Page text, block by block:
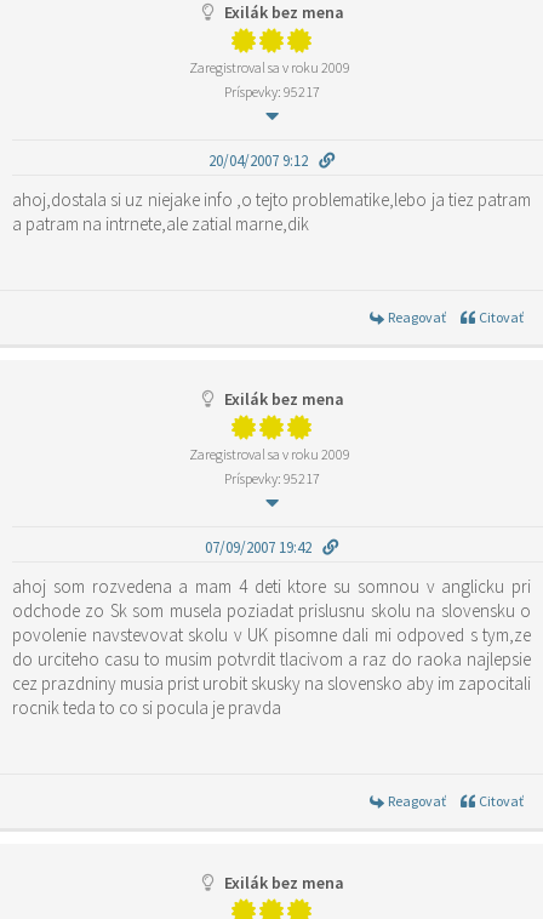
Exilák bez mena
Zaregistroval sa v roku 2009
Príspevky: 95217
20/04/2007 9:12
ahoj,dostala si uz niejake info ,o tejto problematike,lebo ja tiez patram
a patram na intrnete,ale zatial marne,dik
Reagovať Citovať
Exilák bez mena
Zaregistroval sa v roku 2009
Príspevky: 95217
07/09/2007 19:42
ahoj som rozvedena a mam 4 deti ktore su somnou v anglicku pri
odchode zo Sk som musela poziadat prislusnu skolu na slovensku o
povolenie navstevovat skolu v UK pisomne dali mi odpoved s tym,ze
do urciteho casu to musim potvrdit tlacivom a raz do raoka najlepsie
cez prazdniny musia prist urobit skusky na slovensko aby im zapocitali
rocnik teda to co si pocula je pravda
Reagovať Citovať
Exilák bez mena